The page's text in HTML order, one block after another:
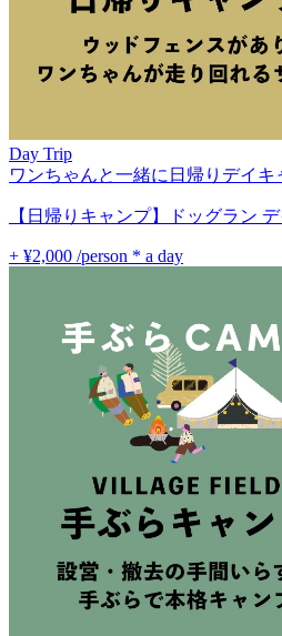
Day Trip
ワンちゃんと一緒に日帰りデイキ
【日帰りキャンプ】ドッグラン
+ ¥2,000 /person * a day